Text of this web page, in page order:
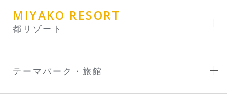
MIYAKO RESORT
都リゾート
テーマパーク・旅館